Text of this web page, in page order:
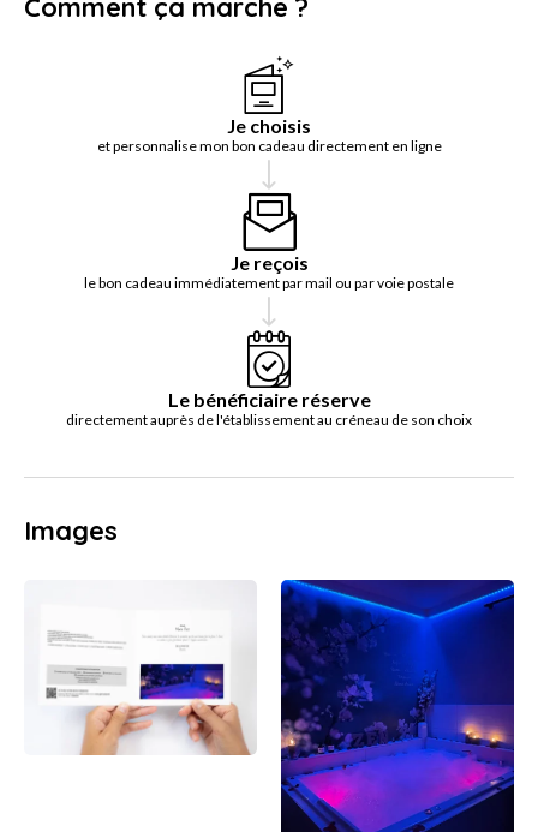
Comment ça marche ?
Je choisis
et personnalise mon bon cadeau directement en ligne
Je reçois
le bon cadeau immédiatement par mail ou par voie postale
Le bénéficiaire réserve
directement auprès de l'établissement au créneau de son choix
Images